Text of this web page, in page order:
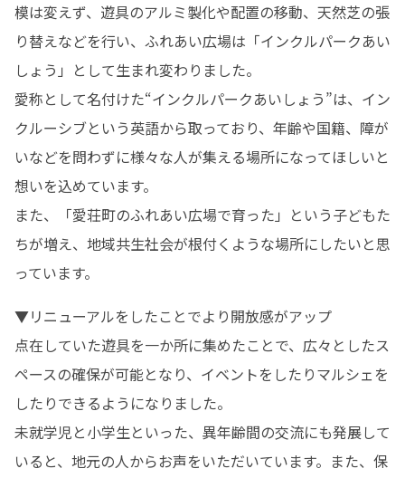
模は変えず、遊具のアルミ製化や配置の移動、天然芝の張
り替えなどを行い、ふれあい広場は「インクルパークあい
しょう」として生まれ変わりました。
愛称として名付けた“インクルパークあいしょう”は、イン
クルーシブという英語から取っており、年齢や国籍、障が
いなどを問わずに様々な人が集える場所になってほしいと
想いを込めています。
また、「愛荘町のふれあい広場で育った」という子どもた
ちが増え、地域共生社会が根付くような場所にしたいと思
っています。
▼リニューアルをしたことでより開放感がアップ
点在していた遊具を一か所に集めたことで、広々としたス
ペースの確保が可能となり、イベントをしたりマルシェを
したりできるようになりました。
未就学児と小学生といった、異年齢間の交流にも発展して
いると、地元の人からお声をいただいています。また、保